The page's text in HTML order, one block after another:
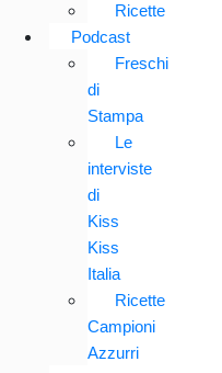
Ricette
Podcast
Freschi
di
Stampa
Le
interviste
di
Kiss
Kiss
Italia
Ricette
Campioni
Azzurri